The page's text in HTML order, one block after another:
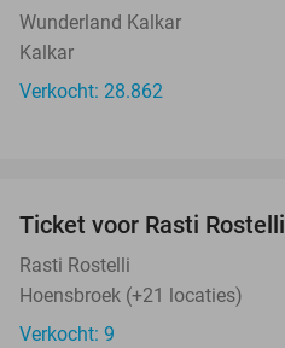
Wunderland Kalkar
Kalkar
Verkocht: 28.862
TODAY
Ticket voor Rasti Rostelli
Rasti Rostelli
Hoensbroek (+21 locaties)
Verkocht: 9